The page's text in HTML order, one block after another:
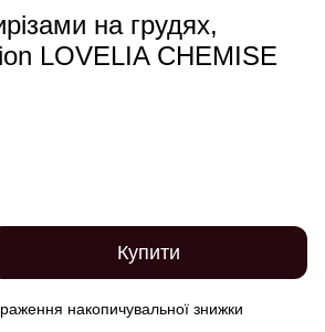
на грудях,
LOVELIA CHEMISE
Купити
накопичувальної знижки